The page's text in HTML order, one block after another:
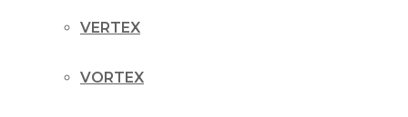
VERTEX
VORTEX